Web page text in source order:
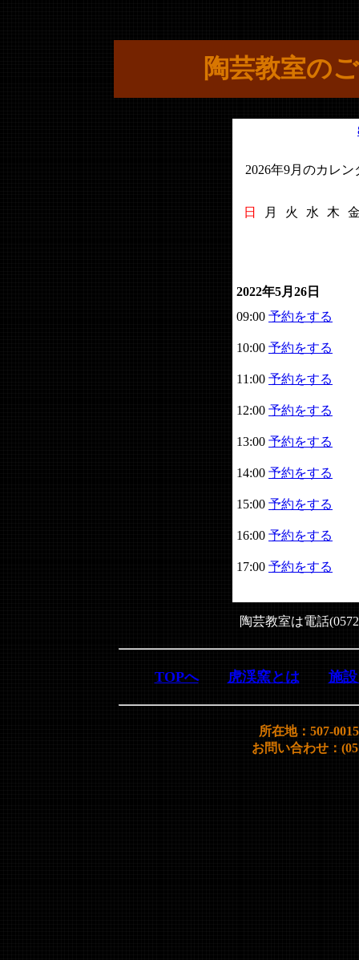
陶芸教室の
2026年9月のカレン
日 月 火 水 木
2022年5月26日
09:00 予約をする
10:00 予約をする
11:00 予約をする
12:00 予約をする
13:00 予約をする
14:00 予約をする
15:00 予約をする
16:00 予約をする
17:00 予約をする
陶芸教室は電話
TOPへ 虎渓窯とは 施
所在地：507-
お問い合わせ：